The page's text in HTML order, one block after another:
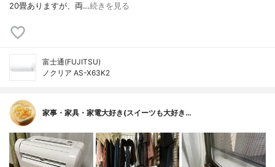
20畳ありますが、両…続きを見る
富士通(FUJITSU)
ノクリア AS-X63K2
家事・家具・家電大好き(スイーツも大好き…